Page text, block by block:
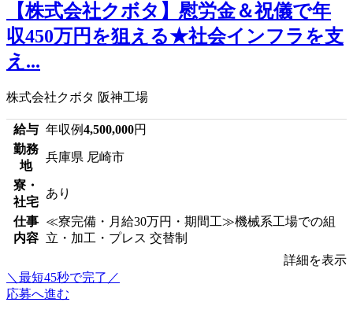
【株式会社クボタ】慰労金＆祝儀で年
収450万円を狙える★社会インフラを支
え...
株式会社クボタ 阪神工場
給与 年収例4,500,000円
勤務
地
兵庫県 尼崎市
寮・
社宅
あり
仕事
内容
≪寮完備・月給30万円・期間工≫機械系工場での組
立・加工・プレス 交替制
詳細を表示
＼最短45秒で完了／
応募へ進む